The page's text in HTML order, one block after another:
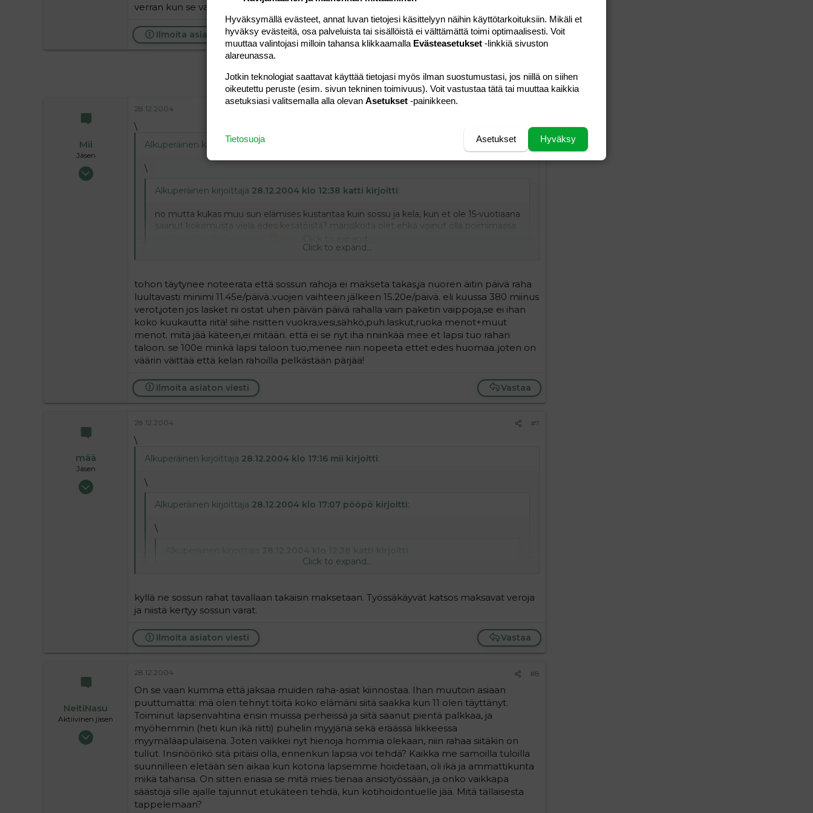
verran kun se vauva tarvitsee elääkseen. että suu suppuun vaan.
Vastaa
Ilmoita asiaton viesti
Mii
Jäsen
24.07.2004
28.12.2004
\
Alkuperäinen kirjoittaja28.12.2004 klo 17:07 pööpö kirjoitti
\
Alkuperäinen kirjoittaja 28.12.2004 klo 12:38 katti kirjoitti:
no mutta kukas muu sun elämises kustantaa kuin sossu ja kela, kun et ole 15-vuotiaana
saanut kokemusta vielä edes kesätöistä? mansikoita olet ehkä voinut olla poimimassa
saada sen vakiduunin ja maksaa takasin ne sossun rahat! ja sitä paisti tuskin lapsiperheen
tarvii sossussa käydä, kelalta saa tuet ja sieltähän säkin sen rahas saat kun oot äitiyslomalla.
joku joskus täällä sanokin että vauva kyllä tuo tullessaan myös rahat sen verran kun se
vauva tarvitsee elääkseen. että suu suppuun vaan.
Click to expand...
tohon täytynee noteerata että sossun rahoja ei makseta takas,ja nuoren äitin päivä raha
luultavasti minimi 11.45e/päivä..vuojen vaihteen jälkeen 15.20e/päivä. eli kuussa 380 miinus
verot,joten jos lasket ni ostat uhen päivän päivä rahalla vain paketin vaippoja,se ei ihan
koko kuukautta riitä! siihe nsitten vuokra,vesi,sähkö,puh.laskut,ruoka menot+muut
menot. mitä jää käteen,ei mitään. että ei se nyt iha nniinkää mee et lapsi tuo rahan
taloon. se 100e minkä lapsi taloon tuo,menee niin nopeeta ettet edes huomaa..joten on
väärin väittää että kelan rahoilla pelkästään pärjää!
Vastaa
Ilmoita asiaton viesti
mää
Jäsen
30.05.2004
28.12.2004 #7
\
Alkuperäinen kirjoittaja 28.12.2004 klo 17:16 mii kirjoitti:
\
Alkuperäinen kirjoittaja 28.12.2004 klo 17:07 pööpö kirjoitti:
\
olla poimimassa muttei sillä pitkälle pötkitä
Click to expand...
joo, mutta huomaa että sanoinkin tohon että kouluttautua voi myös myöhemmällä
iällä ja saada sen vakiduunin ja maksaa takasin ne sossun rahat! ja sitä paisti tuskin
lapsiperheen tarvii sossussa käydä, kelalta saa tuet ja sieltähän säkin sen rahas saat kun
sen verran kun se vauva tarvitsee elääkseen. että suu suppuun vaan.
tohon täytynee noteerata että sossun rahoja ei makseta takas,ja nuoren äitin päivä raha
luultavasti minimi 11.45e/päivä..vuojen vaihteen jälkeen 15.20e/päivä. eli kuussa 380 miinus
kuukautta riitä! siihe nsitten vuokra,vesi,sähkö,puh.laskut,ruoka menot+muut menot. mitä
jää käteen,ei mitään. että ei se nyt iha nniinkää mee et lapsi tuo rahan taloon. se 100e
minkä lapsi taloon tuo,menee niin nopeeta ettet edes huomaa..joten on väärin väittää että
kelan rahoilla pelkästään pärjää!
Click to expand...
kyllä ne sossun rahat tavallaan takaisin maksetaan. Työssäkäyvät katsos maksavat veroja
ja niistä kertyy sossun varat.
Vastaa
Ilmoita asiaton viesti
NeitiNasu
Aktiivinen jäsen
01.04.2004
28.12.2004 #8
On se vaan kumma että jaksaa muiden raha-asiat kiinnostaa. Ihan muutoin asiaan
puuttumatta: mä olen tehnyt töitä koko elämäni siitä saakka kun 11 olen täyttänyt.
Toiminut lapsenvahtina ensin muissa perheissä ja siitä saanut pientä palkkaa, ja
myöhemmin (heti kun ikä riitti) puhelin myyjänä sekä eräässä liikkeessa
myymäläapulaisena. Joten vaikkei nyt hienoja hommia olekaan, niin rahaa siitäkin on
tullut. Insinöörikö sitä pitäisi olla, ennenkun lapsia voi tehdä? Kaikka me samoilla tuloilla
suunnilleen eletään sen aikaa kun kotona lapsemme hoidetaan, oli ikä ja ammattikunta
mikä tahansa. On sitten eriasia se mitä mies tienaa ansiotyössään, ja onko vaikkapa
säästöjä sille ajalle tajunnut etukäteen tehdä, kun kotihoidontuelle jää. Mitä tällaisesta
tappelemaan?
Hyväksymällä evästeet, annat luvan tietojesi käsittelyyn näihin käyttötarkoituksiin. Mikäli et
hyväksy evästeitä, osa palveluista tai sisällöistä ei välttämättä toimi optimaalisesti. Voit
muuttaa valintojasi milloin tahansa klikkaamalla Evästeasetukset -linkkiä sivuston
alareunassa.
Jotkin teknologiat saattavat käyttää tietojasi myös ilman suostumustasi, jos niillä on siihen
oikeutettu peruste (esim. sivun tekninen toimivuus). Voit vastustaa tätä tai muuttaa kaikkia
asetuksiasi valitsemalla alla olevan Asetukset -painikkeen.
Hyväksy
Asetukset
Tietosuoja